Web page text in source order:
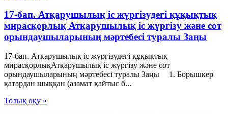
17-бап. Атқарушылық iс жүргiзудегi құқықтық
мирасқорлық Атқарушылық iс жүргiзу және сот
орындаушыларының мәртебесi туралы Заңы
17-бап. Атқарушылық iс жүргiзудегi құқықтық
мирасқорлықАтқарушылық iс жүргiзу және сот
орындаушыларының мәртебесi туралы Заңы 1. Борышкер
қатардан шыққан (азамат қайтыс б...
Толық оқу »